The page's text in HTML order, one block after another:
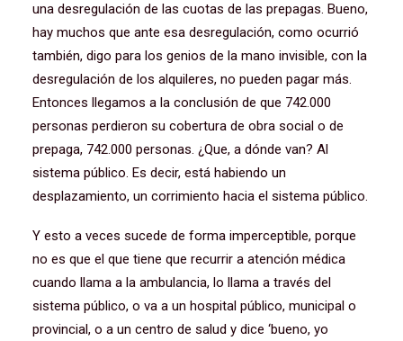
una desregulación de las cuotas de las prepagas. Bueno,
hay muchos que ante esa desregulación, como ocurrió
también, digo para los genios de la mano invisible, con la
desregulación de los alquileres, no pueden pagar más.
Entonces llegamos a la conclusión de que 742.000
personas perdieron su cobertura de obra social o de
prepaga, 742.000 personas. ¿Que, a dónde van? Al
sistema público. Es decir, está habiendo un
desplazamiento, un corrimiento hacia el sistema público.
Y esto a veces sucede de forma imperceptible, porque
no es que el que tiene que recurrir a atención médica
cuando llama a la ambulancia, lo llama a través del
sistema público, o va a un hospital público, municipal o
provincial, o a un centro de salud y dice ‘bueno, yo